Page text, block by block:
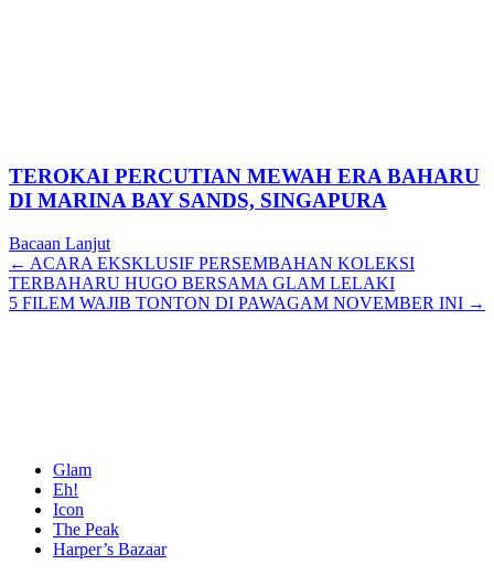
TEROKAI PERCUTIAN MEWAH ERA BAHARU
DI MARINA BAY SANDS, SINGAPURA
Bacaan Lanjut
Posts
navigation
← ACARA EKSKLUSIF PERSEMBAHAN KOLEKSI
TERBAHARU HUGO BERSAMA GLAM LELAKI
5 FILEM WAJIB TONTON DI PAWAGAM NOVEMBER INI →
Glam
Eh!
Icon
The Peak
Harper’s Bazaar